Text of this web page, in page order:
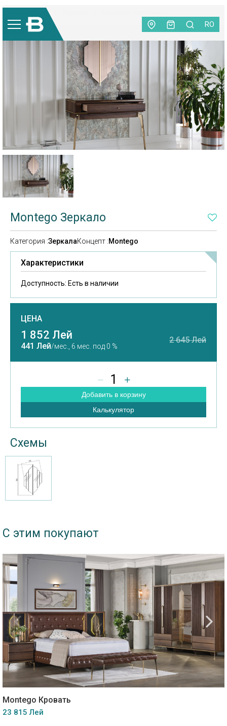
RO
Home Decor
-30%
Montego Зеркало
Категория :ЗеркалаКонцепт :Montego
Характеристики
Доступность: Есть в наличии
ЦЕНА
1 852 Лей
441 Лей/мес., 6 мес. под 0 %
2 645 Лей
1
Добавить в корзину
Калькулятор
Схемы
С этим покупают
Montego Кровать
23 815 Лей